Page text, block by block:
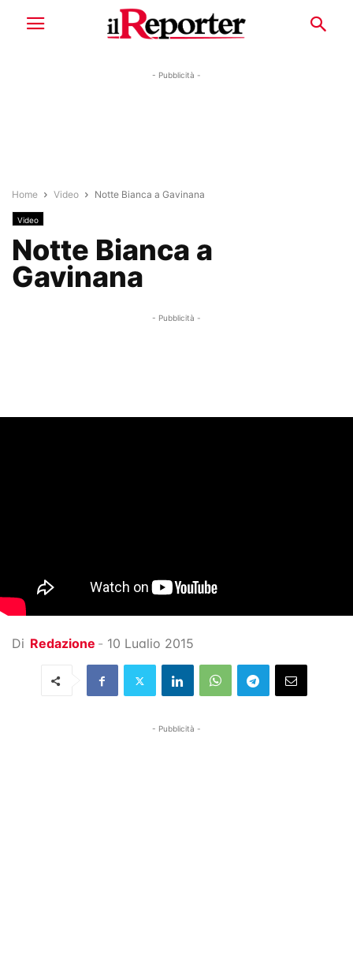
- Pubblicità -
Home Video Notte Bianca a Gavinana
Video
Notte Bianca a
Gavinana
- Pubblicità -
Di Redazione - 10 Luglio 2015
- Pubblicità -